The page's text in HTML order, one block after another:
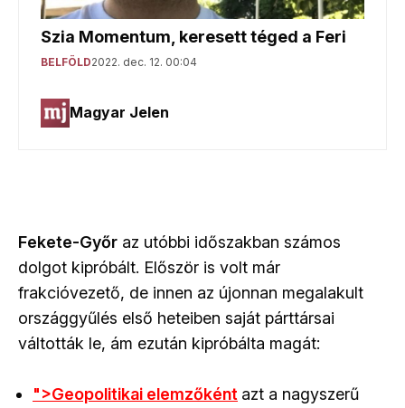
Fekete-Győr az utóbbi időszakban számos
dolgot kipróbált. Először is volt már
frakcióvezető, de innen az újonnan megalakult
országgyűlés első heteiben saját párttársai
váltották le, ám ezután kipróbálta magát:
">Geopolitikai elemzőként azt a nagyszerű